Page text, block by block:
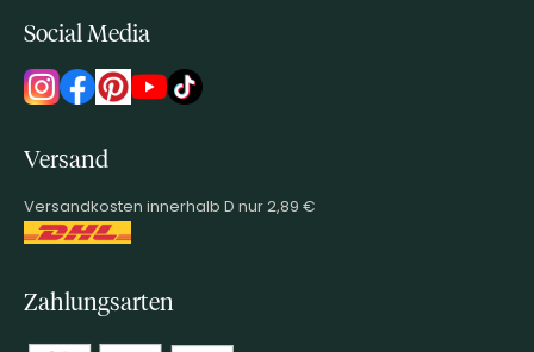
Social Media
Versand
Versandkosten innerhalb D nur 2,89 €
Zahlungsarten